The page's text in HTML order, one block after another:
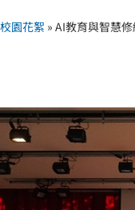
校園花絮 »AI教育與智慧